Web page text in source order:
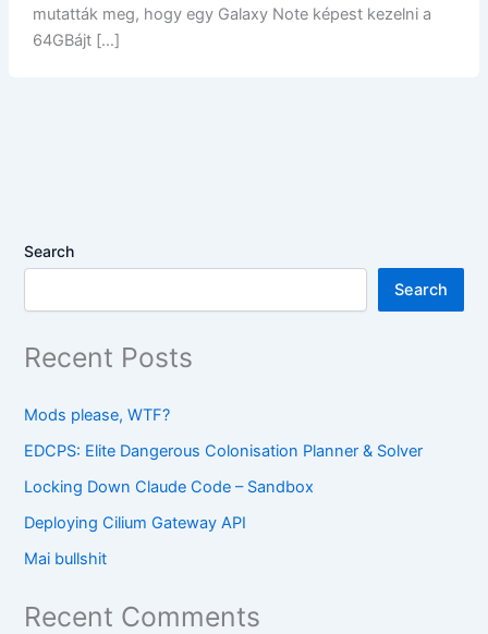
mutatták meg, hogy egy Galaxy Note képest kezelni a
64GBájt […]
Search
Search
Recent Posts
Mods please, WTF?
EDCPS: Elite Dangerous Colonisation Planner & Solver
Locking Down Claude Code – Sandbox
Deploying Cilium Gateway API
Mai bullshit
Recent Comments